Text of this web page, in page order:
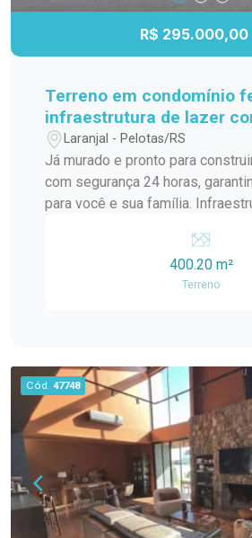
R$ 295.000,00
Terreno em condomínio
infraestrutura de lazer
Laranjal - Pelotas/RS
Já murado e pronto para
com segurança 24 horas,
para você e sua família.
esportivas, playground, áreas
mais! Excelente localização,
comércios, escolas e serviços.
visita e venha conhecer de perto
perfeito para o seu novo lar!
400.20 m²
Terreno
Cód. 47748